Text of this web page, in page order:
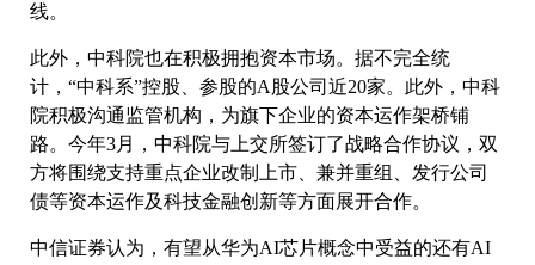
线。
此外，中科院也在积极拥抱资本市场。据不完全统
计，“中科系”控股、参股的A股公司近20家。此外，中科
院积极沟通监管机构，为旗下企业的资本运作架桥铺
路。今年3月，中科院与上交所签订了战略合作协议，双
方将围绕支持重点企业改制上市、兼并重组、发行公司
债等资本运作及科技金融创新等方面展开合作。
中信证券认为，有望从华为AI芯片概念中受益的还有AI